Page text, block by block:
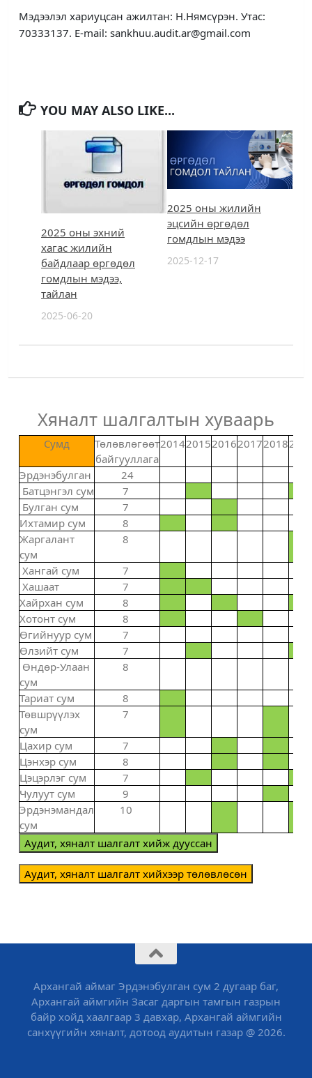
Мэдээлэл хариуцсан ажилтан: Н.Нямсүрэн. Утас:
70333137. E-mail: sankhuu.audit.ar@gmail.com
YOU MAY ALSO LIKE...
2025 оны эхний
хагас жилийн
байдлаар өргөдөл
гомдлын мэдээ,
тайлан
2025-06-20
2025 оны жилийн
эцсийн өргөдөл
гомдлын мэдээ
2025-12-17
Хяналт шалгалтын хуваарь
Сумд
Төлөвлөгөөт
байгууллага
20142015201620172018
Эрдэнэбулган
24
Батцэнгэл сум
7
Булган сум
7
Ихтамир сум
8
Жаргалант
сум
8
Хангай сум
7
Хашаат
7
Хайрхан сум
8
Хотонт сум
8
Өгийнуур сум
7
Өлзийт сум
7
Өндөр-Улаан
сум
8
Тариат сум
8
Төвшрүүлэх
сум
7
Цахир сум
7
Цэнхэр сум
8
Цэцэрлэг сум
7
Чулуут сум
9
Эрдэнэмандал
сум
10
Аудит, хяналт шалгалт хийж дууссан
Аудит, хяналт шалгалт хийхээр төлөвлөсөн
Архангай аймаг Эрдэнэбулган сум 2 дугаар баг,
Архангай аймгийн Засаг даргын тамгын газрын
байр хойд хаалгаар 3 давхар, Архангай аймгийн
санхүүгийн хяналт, дотоод аудитын газар @ 2026.